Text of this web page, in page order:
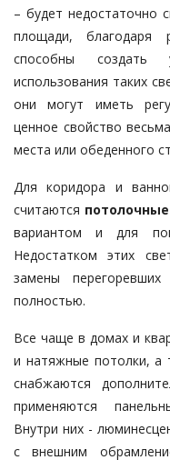
– будет недостаточно
площади, благодаря
способны создать
использования таких
они могут иметь
ценное свойство
места или обеденного
Для коридора и
считаются
вариантом и для
Недостатком этих
замены
полностью.
Все чаще в домах и
и натяжные потолки, а
снабжаются
применяются
Внутри них -
с внешним